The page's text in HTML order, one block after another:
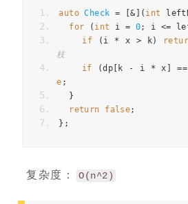
auto Check = [& ]( int
for
( int i = 0; i <=
if
( i * x > k)
枝
if
(dp[ k - i * x ] ==
e ;
}
return
false;
};
复杂度： O(n^2)